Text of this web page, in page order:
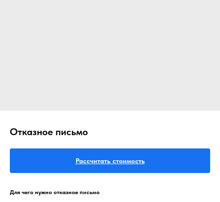
Отказное письмо
Рассчитать стоимость
Для чего нужно отказное письмо